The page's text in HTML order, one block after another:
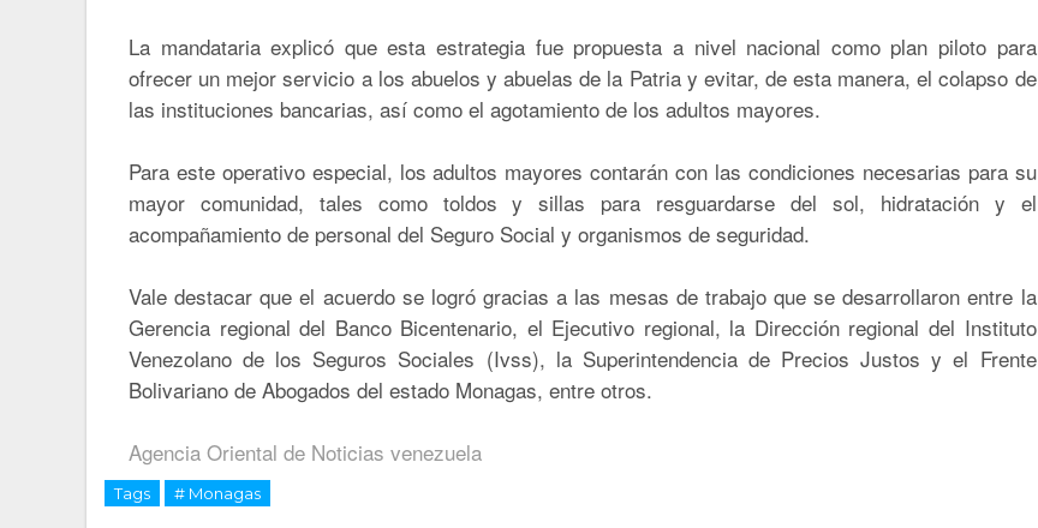
La mandataria explicó que esta estrategia fue propuesta a nivel nacional como plan piloto para
ofrecer un mejor servicio a los abuelos y abuelas de la Patria y evitar, de esta manera, el colapso de
las instituciones bancarias, así como el agotamiento de los adultos mayores.
Para este operativo especial, los adultos mayores contarán con las condiciones necesarias para su
mayor comunidad, tales como toldos y sillas para resguardarse del sol, hidratación y el
acompañamiento de personal del Seguro Social y organismos de seguridad.
Vale destacar que el acuerdo se logró gracias a las mesas de trabajo que se desarrollaron entre la
Gerencia regional del Banco Bicentenario, el Ejecutivo regional, la Dirección regional del Instituto
Venezolano de los Seguros Sociales (Ivss), la Superintendencia de Precios Justos y el Frente
Bolivariano de Abogados del estado Monagas, entre otros.
Agencia Oriental de Noticias venezuela
Tags # Monagas